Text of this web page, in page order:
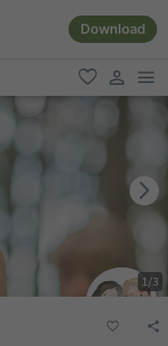
Download
favoriti
user link
1/3